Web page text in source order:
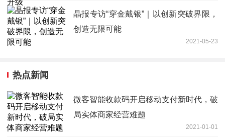
晶报专访“穿金戴银”｜以创新突破界限，
创造无限可能
2021-05-23
热点新闻
微客智能收款码开启移动支付新时代，破
局实体商家经营难题
2021-01-01